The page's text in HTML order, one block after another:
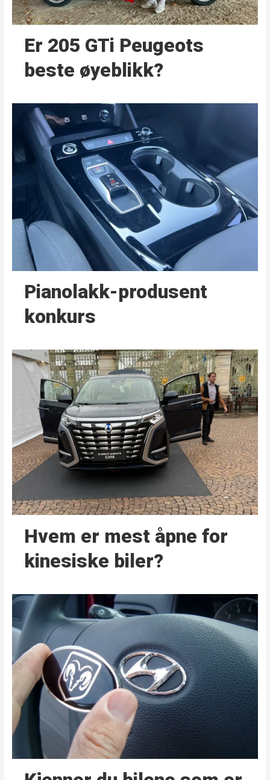
Er 205 GTi Peugeots
beste øyeblikk?
Pianolakk-produsent
konkurs
Hvem er mest åpne for
kinesiske biler?